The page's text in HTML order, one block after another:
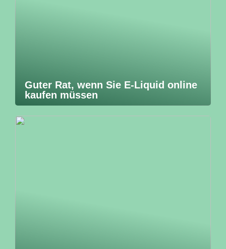
Guter Rat, wenn Sie E-Liquid online
kaufen müssen